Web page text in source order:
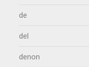
de
del
denon